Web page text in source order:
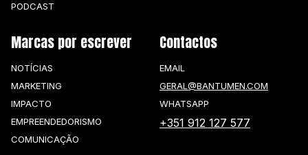
PODCAST
Marcas por escrever
NOTÍCIAS
MARKETING
IMPACTO
EMPREENDEDORISMO
COMUNICAÇÃO
Contactos
EMAIL
GERAL@BANTUMEN.COM
WHATSAPP
+351 912 127 577